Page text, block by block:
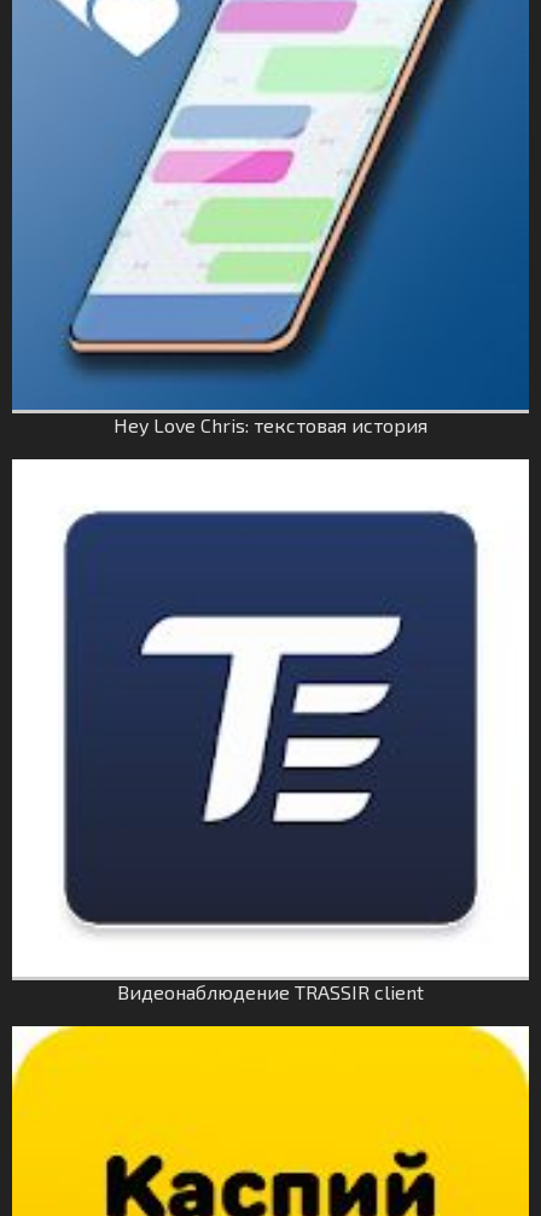
Hey Love Chris: текстовая история
Видеонаблюдение TRASSIR client